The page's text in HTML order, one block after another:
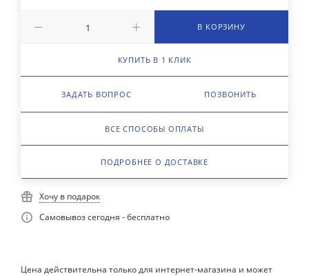
В КОРЗИНУ
КУПИТЬ В 1 КЛИК
ЗАДАТЬ ВОПРОС ПОЗВОНИТЬ
ВСЕ СПОСОБЫ ОПЛАТЫ
ПОДРОБНЕЕ О ДОСТАВКЕ
Хочу в подарок
Самовывоз сегодня - бесплатно
Цена действительна только для интернет-магазина и может